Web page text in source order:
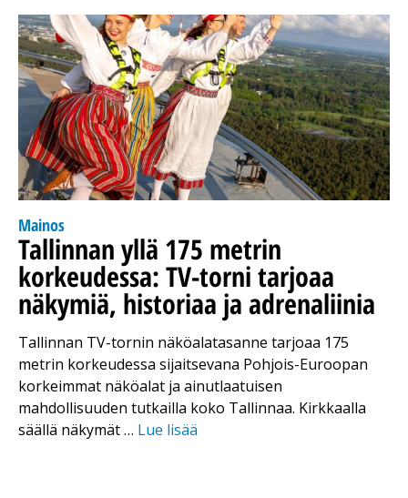
Mainos
Tallinnan yllä 175 metrin
korkeudessa: TV-torni tarjoaa
näkymiä, historiaa ja adrenaliinia
Tallinnan TV-tornin näköalatasanne tarjoaa 175
metrin korkeudessa sijaitsevana Pohjois-Euroopan
korkeimmat näköalat ja ainutlaatuisen
mahdollisuuden tutkailla koko Tallinnaa. Kirkkaalla
säällä näkymät … Lue lisää